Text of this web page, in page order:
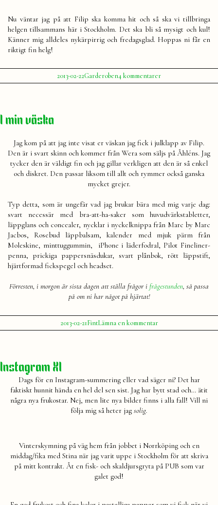
Nu väntar jag på att Filip ska komma hit och så ska vi tillbringa
helgen tillsammans här i Stockholm. Det ska bli så mysigt och kul!
Känner mig alldeles nykärpirrig och fredagsglad. Hoppas ni får en
riktigt fin helg!
Publicerat
av
Julia
2013-02-22Publicerat
i
Garderoben4 kommentarertill
Guldprickar
I min väska
Jag kom på att jag inte visat er väskan jag fick i julklapp av Filip.
Den är i svart skinn och kommer från Wera som säljs på Åhléns. Jag
tycker den är väldigt fin och jag gillar verkligen att den är så enkel
och diskret. Den passar liksom till allt och rymmer också ganska
mycket grejer.
Typ detta, som är ungefär vad jag brukar bära med mig varje dag:
svart necessär med bra-att-ha-saker som huvudvärkstabletter,
läppglans och concealer, nycklar i nyckelknippa från Marc by Marc
Jacbos, Rosebud läppbalsam, kalender med mjuk pärm från
Moleskine, minttuggummin, iPhone i läderfodral, Pilot Fineliner-
penna, prickiga pappersnäsdukar, svart plånbok, rött läppstift,
hjärtformad fickspegel och headset.
Förresten, i morgon är sista dagen att ställa frågor i frågestunden, så passa
på om ni har något på hjärtat!
Publicerat
av
Julia
2013-02-21Publicerat
i
FintLämna en kommentartill
I
Instagram XI
Dags för en Instagram-summering eller vad säger ni? Det har
faktiskt hunnit hända en hel del sen sist. Jag har bytt stad och… ätit
några nya frukostar. Nej, men lite nya bilder finns i alla fall! Vill ni
följa mig så heter jag solig.
Vinterskymning på väg hem från jobbet i Norrköping och en
middag/fika med Stina när jag varit uppe i Stockholm för att skriva
på mitt kontrakt. Åt en fisk- och skaldjursgryta på PUB som var
galet god!